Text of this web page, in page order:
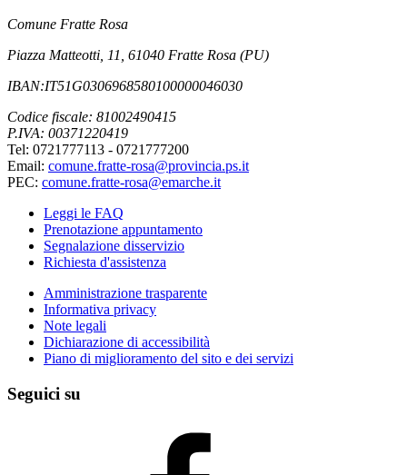
Comune Fratte Rosa
Piazza Matteotti, 11, 61040 Fratte Rosa (PU)
IBAN:IT51G0306968580100000046030
Codice fiscale: 81002490415
P.IVA: 00371220419
Tel: 0721777113 - 0721777200
Email: comune.fratte-rosa@provincia.ps.it
PEC: comune.fratte-rosa@emarche.it
Leggi le FAQ
Prenotazione appuntamento
Segnalazione disservizio
Richiesta d'assistenza
Amministrazione trasparente
Informativa privacy
Note legali
Dichiarazione di accessibilità
Piano di miglioramento del sito e dei servizi
Seguici su